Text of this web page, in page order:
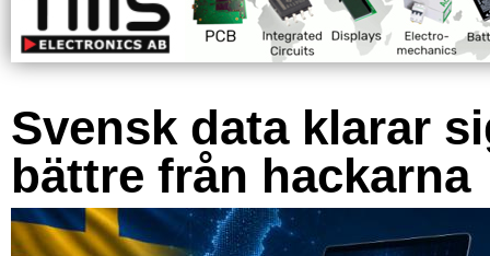
Svensk data klarar
bättre från hackarna